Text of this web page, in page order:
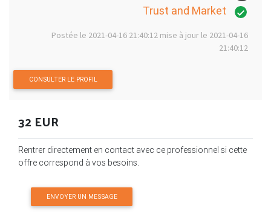
Trust and Market
Postée le 2021-04-16 21:40:12 mise à jour le 2021-04-16
21:40:12
CONSULTER LE PROFIL
32 EUR
Rentrer directement en contact avec ce professionnel si cette
offre correspond à vos besoins.
ENVOYER UN MESSAGE